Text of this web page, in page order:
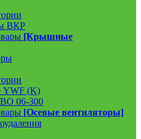
ВКР
[Крышные
YWF (K)
06-300
[Осевые вентиляторы]